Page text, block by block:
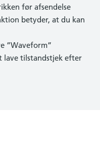
før afsendelse
betyder, at du kan
”Waveform”
tilstandstjek efter